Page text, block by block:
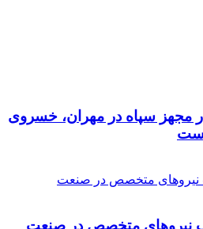
مجهز سپاه در مهران، خسروی
نیروهای متخصص در صنعت